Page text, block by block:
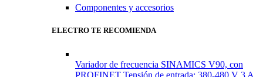
Componentes y accesorios
ELECTRO TE RECOMIENDA
Variador de frecuencia SINAMICS V90, con
PROFINET Tensión de entrada: 380-480 V 3 A